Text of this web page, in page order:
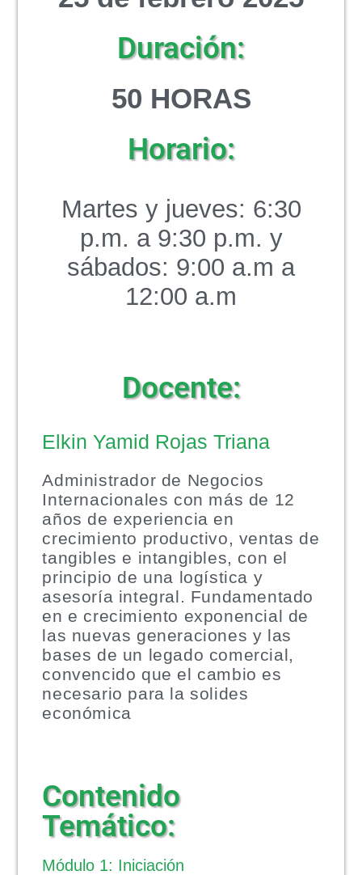
Duración:
50 HORAS
Horario:
Martes y jueves: 6:30
p.m. a 9:30 p.m. y
sábados: 9:00 a.m a
12:00 a.m
Docente:
Elkin Yamid Rojas Triana
Administrador de Negocios
Internacionales con más de 12
años de experiencia en
crecimiento productivo, ventas de
tangibles e intangibles, con el
principio de una logística y
asesoría integral. Fundamentado
en e crecimiento exponencial de
las nuevas generaciones y las
bases de un legado comercial,
convencido que el cambio es
necesario para la solides
económica
Contenido
Temático:
Módulo 1: Iniciación